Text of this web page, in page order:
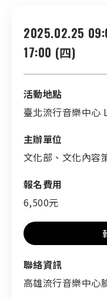
2025.02.25
17:00 (四)
活動地點
臺北流行音樂中心
主辦單位
文化部、文化內容
報名費用
6,500元
聯絡資訊
高雄流行音樂中心